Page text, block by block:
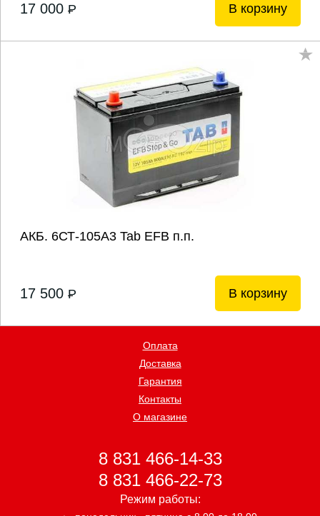
17 000 P В корзину
АКБ. 6СТ-105А3 Tab EFB п.п.
17 500 P В корзину
Оплата
Доставка
Гарантия
Контакты
О магазине
8 831 466-14-33
8 831 466-22-73
Режим работы: